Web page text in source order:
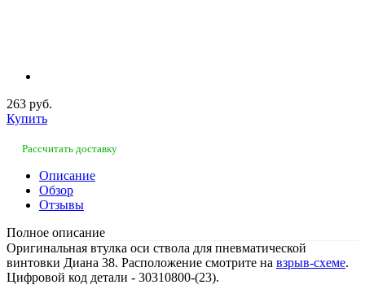
263 руб.
Купить
Рассчитать доставку
Описание
Обзор
Отзывы
Полное описание
Оригинальная втулка оси ствола для пневматической
винтовки Диана 38. Расположение смотрите на взрыв-схеме.
Цифровой код детали - 30310800-(23).